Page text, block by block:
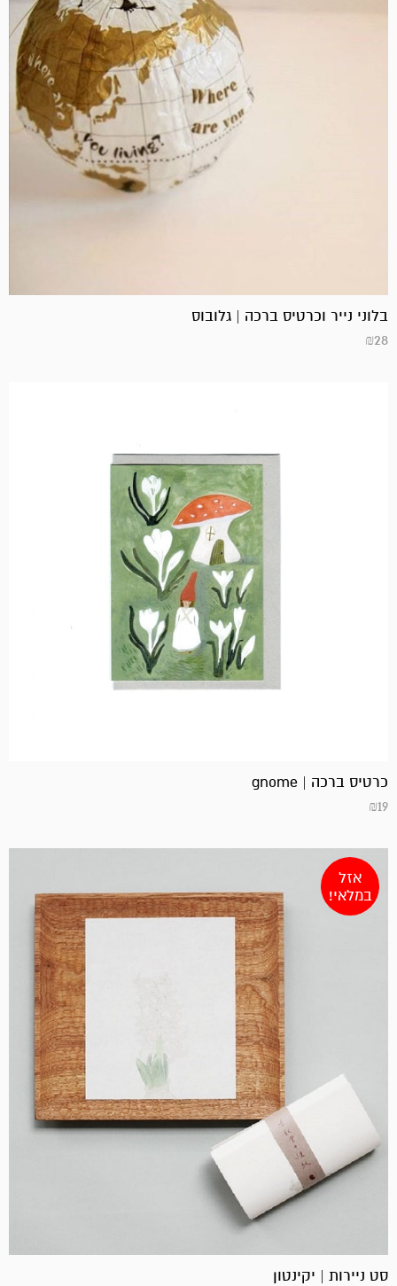
בלוני נייר וכרטיס ברכה | גלובוס
₪28
כרטיס ברכה | gnome
₪19
אזל
במלאי!
סט ניירות | יקינטון